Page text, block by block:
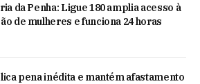
da Penha: Ligue 180 amplia acesso à
de mulheres e funciona 24 horas
pena inédita e mantém afastamento